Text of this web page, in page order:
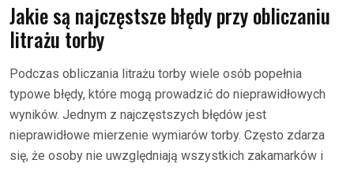
Jakie są najczęstsze błędy przy obliczaniu
litrażu torby
Podczas obliczania litrażu torby wiele osób popełnia
typowe błędy, które mogą prowadzić do nieprawidłowych
wyników. Jednym z najczęstszych błędów jest
nieprawidłowe mierzenie wymiarów torby. Często zdarza
się, że osoby nie uwzględniają wszystkich zakamarków i